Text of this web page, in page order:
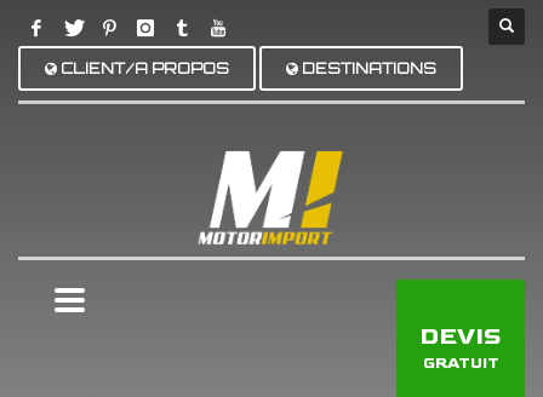
CLIENT/A PROPOS DESTINATIONS
DEVIS
GRATUIT